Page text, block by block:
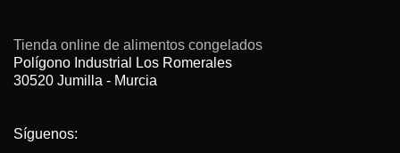
Tienda online de alimentos congelados
Polígono Industrial Los Romerales
30520 Jumilla - Murcia
Síguenos: